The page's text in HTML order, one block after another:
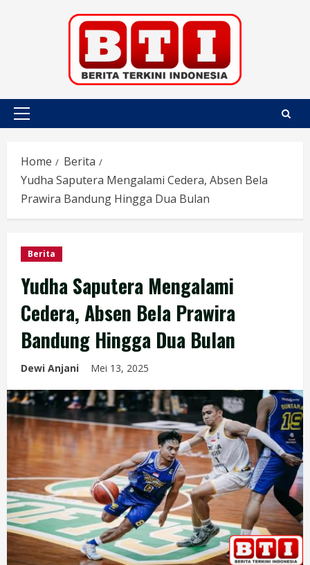
Primary
Home
Berita
Yudha Saputera Mengalami Cedera, Absen Bela
Prawira Bandung Hingga Dua Bulan
Berita
Yudha Saputera Mengalami
Cedera, Absen Bela Prawira
Bandung Hingga Dua Bulan
Dewi Anjani Mei 13, 2025